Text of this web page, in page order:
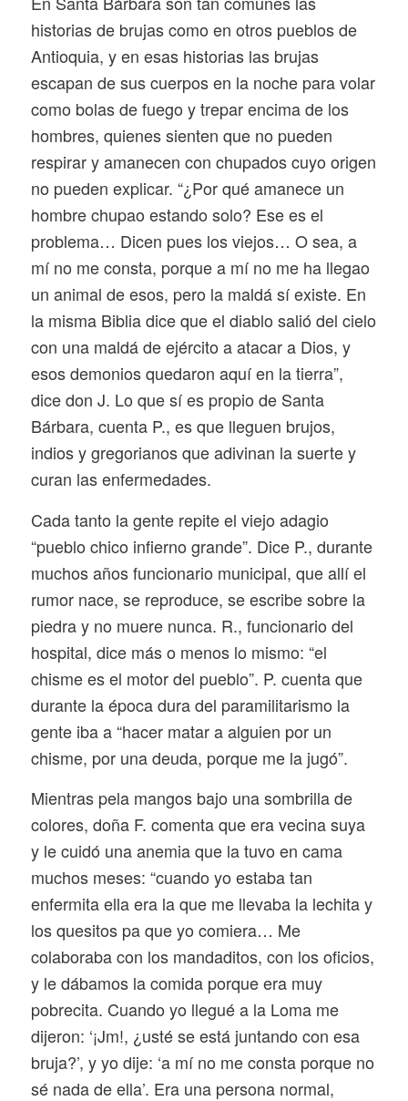
historias de brujas como en otros pueblos de
Antioquia, y en esas historias las brujas
escapan de sus cuerpos en la noche para volar
como bolas de fuego y trepar encima de los
hombres, quienes sienten que no pueden
respirar y amanecen con chupados cuyo origen
no pueden explicar. “¿Por qué amanece un
hombre chupao estando solo? Ese es el
problema… Dicen pues los viejos… O sea, a
mí no me consta, porque a mí no me ha llegao
un animal de esos, pero la maldá sí existe. En
la misma Biblia dice que el diablo salió del cielo
con una maldá de ejército a atacar a Dios, y
esos demonios quedaron aquí en la tierra”,
dice don J. Lo que sí es propio de Santa
Bárbara, cuenta P., es que lleguen brujos,
indios y gregorianos que adivinan la suerte y
curan las enfermedades.
Cada tanto la gente repite el viejo adagio
“pueblo chico infierno grande”. Dice P., durante
muchos años funcionario municipal, que allí el
rumor nace, se reproduce, se escribe sobre la
piedra y no muere nunca. R., funcionario del
hospital, dice más o menos lo mismo: “el
chisme es el motor del pueblo”. P. cuenta que
durante la época dura del paramilitarismo la
gente iba a “hacer matar a alguien por un
chisme, por una deuda, porque me la jugó”.
Mientras pela mangos bajo una sombrilla de
colores, doña F. comenta que era vecina suya
y le cuidó una anemia que la tuvo en cama
muchos meses: “cuando yo estaba tan
enfermita ella era la que me llevaba la lechita y
los quesitos pa que yo comiera… Me
colaboraba con los mandaditos, con los oficios,
y le dábamos la comida porque era muy
pobrecita. Cuando yo llegué a la Loma me
dijeron: ‘¡Jm!, ¿usté se está juntando con esa
bruja?’, y yo dije: ‘a mí no me consta porque no
sé nada de ella’. Era una persona normal,